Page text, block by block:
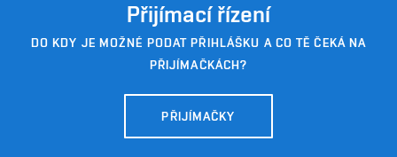
Přijímací řízení
DO KDY JE MOŽNÉ PODAT PŘIHLÁŠKU A CO TĚ ČEKÁ NA
PŘIJÍMAČKÁCH?
PŘIJÍMAČKY